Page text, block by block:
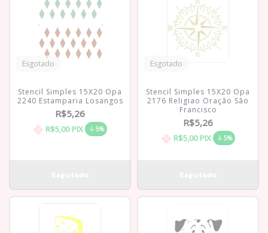
Esgotado
Stencil Simples 15X20 Opa
2240 Estamparia Losangos
R$5,26
R$5,00 PIX 5%
Esgotado
Stencil Simples 15X20 Opa
2176 Religiao Oração São
Francisco
R$5,26
R$5,00 PIX 5%